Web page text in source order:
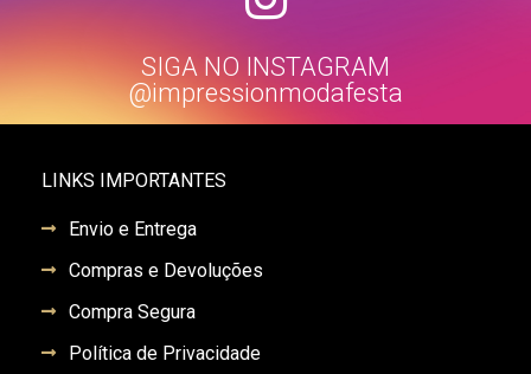
SIGA NO INSTAGRAM
@impressionmodafesta
LINKS IMPORTANTES
Envio e Entrega
Compras e Devoluções
Compra Segura
Política de Privacidade